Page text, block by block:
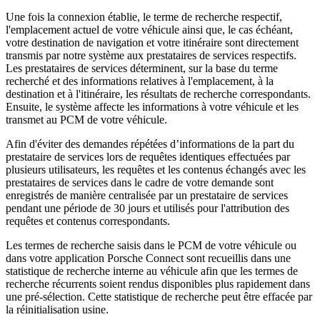
Une fois la connexion établie, le terme de recherche respectif,
l'emplacement actuel de votre véhicule ainsi que, le cas échéant,
votre destination de navigation et votre itinéraire sont directement
transmis par notre système aux prestataires de services respectifs.
Les prestataires de services déterminent, sur la base du terme
recherché et des informations relatives à l'emplacement, à la
destination et à l'itinéraire, les résultats de recherche correspondants.
Ensuite, le système affecte les informations à votre véhicule et les
transmet au PCM de votre véhicule.
Afin d'éviter des demandes répétées d’informations de la part du
prestataire de services lors de requêtes identiques effectuées par
plusieurs utilisateurs, les requêtes et les contenus échangés avec les
prestataires de services dans le cadre de votre demande sont
enregistrés de manière centralisée par un prestataire de services
pendant une période de 30 jours et utilisés pour l'attribution des
requêtes et contenus correspondants.
Les termes de recherche saisis dans le PCM de votre véhicule ou
dans votre application Porsche Connect sont recueillis dans une
statistique de recherche interne au véhicule afin que les termes de
recherche récurrents soient rendus disponibles plus rapidement dans
une pré-sélection. Cette statistique de recherche peut être effacée par
la réinitialisation usine.